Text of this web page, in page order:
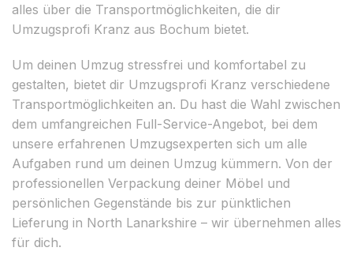
alles über die Transportmöglichkeiten, die dir
Umzugsprofi Kranz aus Bochum bietet.
Um deinen Umzug stressfrei und komfortabel zu
gestalten, bietet dir Umzugsprofi Kranz verschiedene
Transportmöglichkeiten an. Du hast die Wahl zwischen
dem umfangreichen Full-Service-Angebot, bei dem
unsere erfahrenen Umzugsexperten sich um alle
Aufgaben rund um deinen Umzug kümmern. Von der
professionellen Verpackung deiner Möbel und
persönlichen Gegenstände bis zur pünktlichen
Lieferung in North Lanarkshire – wir übernehmen alles
für dich.